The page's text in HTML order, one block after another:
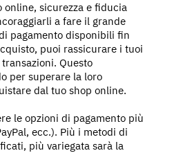
sicurezza e fiducia
a fare il grande
pagamento disponibili fin
puoi rassicurare i tuoi
Questo
per superare la loro
dal tuo shop online.
le opzioni di pagamento più
ecc.). Più i metodi di
più variegata sarà la